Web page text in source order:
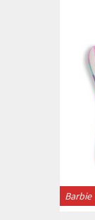
Barbie